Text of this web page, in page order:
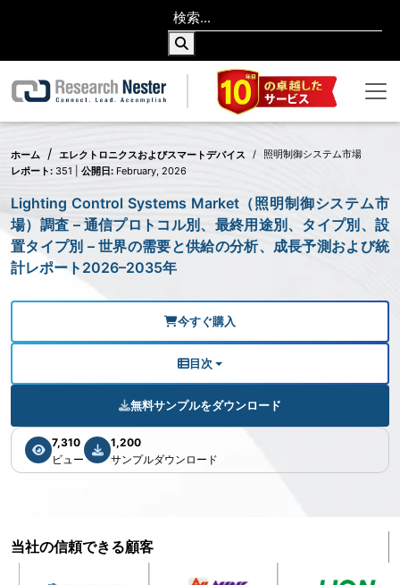
ホーム エレクトロニクスおよびスマートデバイス
照明制御システム市場
レポート: 351 | 公開日: February, 2026
Lighting Control Systems Market（照明制御システム市
場）調査 – 通信プロトコル別、最終用途別、タイプ別、設
置タイプ別 – 世界の需要と供給の分析、成長予測および統
計レポート2026–2035年
今すぐ購入
目次
無料サンプルをダウンロード
7,310
ビュー
1,200
サンプルダウンロード
当社の信頼できる顧客